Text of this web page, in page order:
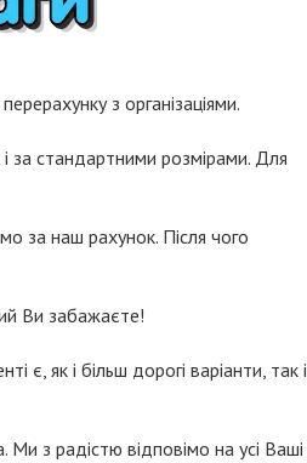
з організаціями.
за стандартними розмірами. Для
за наш рахунок. Після чого
Ви забажаєте!
є, як і більш дорогі варіанти, так і
з радістю відповімо на усі Ваші